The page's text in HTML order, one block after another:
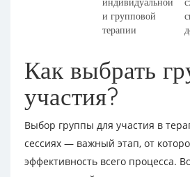
и групповой
терапии
Как выбрать
участия?
Выбор группы для участия в
сессиях — важный этап, от
эффективность всего процесса.